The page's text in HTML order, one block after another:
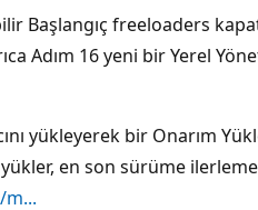
Başlangıç freeloaders
Adım 16 yeni bir Yerel
yükleyerek bir Onarım
en son sürüme